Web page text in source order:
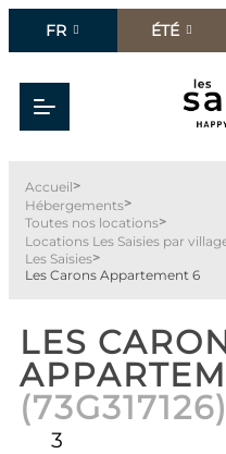
FR ÉTÉ
Accueil>
Hébergements>
Toutes nos locations>
Locations Les Saisies par
Les Saisies>
Les Carons Appartement 6
LES
(73G317126)
3